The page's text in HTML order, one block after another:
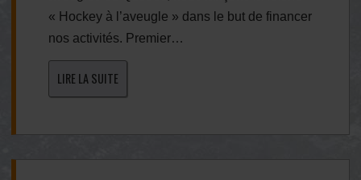
« Hockey à l’aveugle » dans le but de financer
nos activités. Premier…
LIRE LA SUITE